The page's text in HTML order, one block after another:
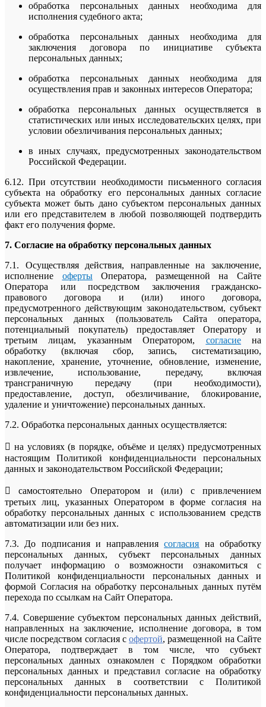
обработка персональных данных необходима для
исполнения судебного акта;
обработка персональных данных необходима для
заключения договора по инициативе субъекта
персональных данных;
обработка персональных данных необходима для
осуществления прав и законных интересов Оператора;
обработка персональных данных осуществляется в
статистических или иных исследовательских целях, при
условии обезличивания персональных данных;
в иных случаях, предусмотренных законодательством
Российской Федерации.
6.12. При отсутствии необходимости письменного согласия
субъекта на обработку его персональных данных согласие
субъекта может быть дано субъектом персональных данных
или его представителем в любой позволяющей подтвердить
факт его получения форме.
7. Согласие на обработку персональных данных
7.1. Осуществляя действия, направленные на заключение,
исполнение офертыОператора, размещенной на Сайте
Оператора или посредством заключения гражданско-
правового договора и (или) иного договора,
предусмотренного действующим законодательством, субъект
персональных данных (пользователь Сайта оператора,
потенциальный покупатель) предоставляет Оператору и
третьим лицам, указанным Оператором, согласиена
обработку (включая сбор, запись, систематизацию,
накопление, хранение, уточнение, обновление, изменение,
извлечение, использование, передачу, включая
трансграничную передачу (при необходимости),
предоставление, доступ, обезличивание, блокирование,
удаление и уничтожение) персональных данных.
7.2. Обработка персональных данных осуществляется:
 на условиях (в порядке, объёме и целях) предусмотренных
настоящим Политикой конфиденциальности персональных
данных и законодательством Российской Федерации;
 самостоятельно Оператором и (или) с привлечением
третьих лиц, указанных Оператором в форме согласия на
обработку персональных данных c использованием средств
автоматизации или без них.
7.3. До подписания и направлениясогласия на обработку
персональных данных, субъект персональных данных
получает информацию о возможности ознакомиться с
Политикой конфиденциальности персональных данных и
формой Согласия на обработку персональных данных путём
перехода по ссылкам на Сайт Оператора.
7.4. Совершение субъектом персональных данных действий,
направленных на заключение, исполнение договора, в том
числе посредством согласия софертой, размещенной на Сайте
Оператора, подтверждает в том числе, что субъект
персональных данных ознакомлен с Порядком обработки
персональных данных и представил согласие на обработку
персональных данных в соответствии с Политикой
конфиденциальности персональных данных.